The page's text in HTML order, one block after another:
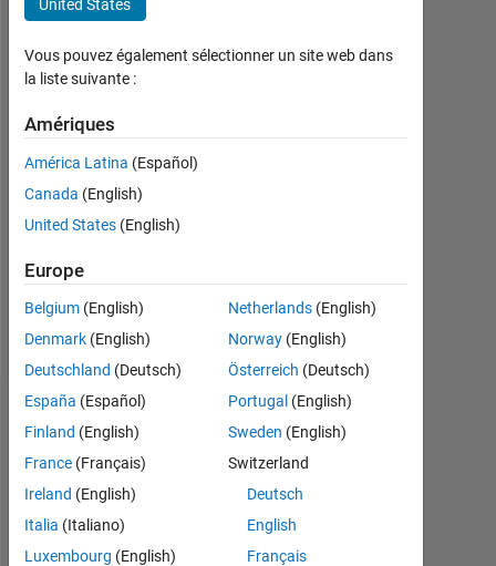
ans il
|
Actif
2023
Followers:
0
Mohamed's
Badges
MATLAB
AnswersTout
United States
Vous pouvez également sélectionner un site web dans
la liste suivante :
Amériques
América Latina (Español)
Canada (English)
United States (English)
Europe
Belgium (English)
Denmark (English)
Deutschland (Deutsch)
España (Español)
Finland (English)
France (Français)
Ireland (English)
Italia (Italiano)
Luxembourg (English)
Netherlands(English)
Norway(English)
Österreich (Deutsch)
Portugal (English)
Sweden (English)
Switzerland
Deutsch
English
Français